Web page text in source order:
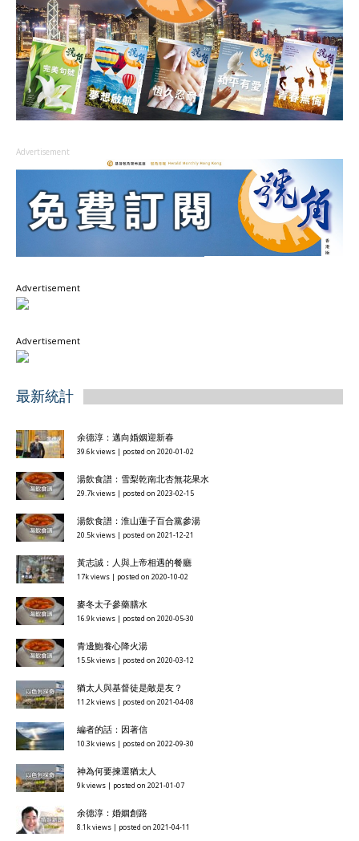
Advertisement
Advertisement
Advertisement
最新統計
余德淳：邁向婚姻迎新春
39.6k views | posted on 2020-01-02
湯飲食譜：雪梨乾南北杏無花果水
29.7k views | posted on 2023-02-15
湯飲食譜：淮山蓮子百合黨參湯
20.5k views | posted on 2021-12-21
黃志誠：人與上帝相遇的餐廳
17k views | posted on 2020-10-02
麥冬太子參藥膳水
16.9k views | posted on 2020-05-30
青邊鮑養心降火湯
15.5k views | posted on 2020-03-12
猶太人與基督徒是敵是友？
11.2k views | posted on 2021-04-08
編者的話：因著信
10.3k views | posted on 2022-09-30
神為何要揀選猶太人
9k views | posted on 2021-01-07
余德淳：婚姻創路
8.1k views | posted on 2021-04-11